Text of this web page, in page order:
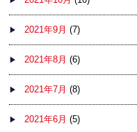
2021年9月 (7)
2021年8月 (6)
2021年7月 (8)
2021年6月 (5)